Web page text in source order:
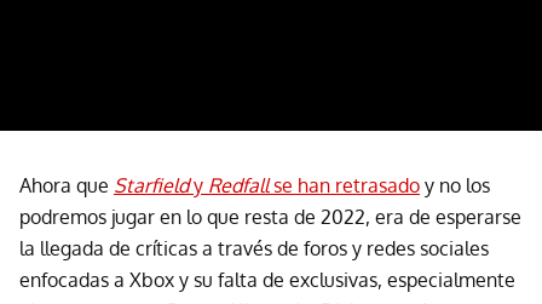
Ahora que Starfieldy Redfallse han retrasado y no los
podremos jugar en lo que resta de 2022, era de esperarse
la llegada de críticas a través de foros y redes sociales
enfocadas a Xbox y su falta de exclusivas, especialmente